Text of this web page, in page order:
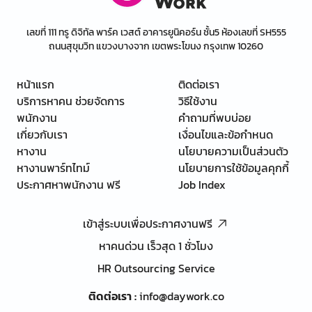
เลขที่ 111 ทรู ดิจิทัล พาร์ค เวสต์ อาคารยูนิคอร์น ชั้น5 ห้องเลขที่ SH555
ถนนสุขุมวิท แขวงบางจาก เขตพระโขนง กรุงเทพ 10260
หน้าแรก
บริการหาคน ช่วยจัดการ
พนักงาน
เกี่ยวกับเรา
หางาน
หางานพาร์ทไทม์
ประกาศหาพนักงาน ฟรี
ติดต่อเรา
วิธีใช้งาน
คำถามที่พบบ่อย
เงื่อนไขและข้อกำหนด
นโยบายความเป็นส่วนตัว
นโยบายการใช้ข้อมูลคุกกี้
Job Index
เข้าสู่ระบบเพื่อประกาศงานฟรี
หาคนด่วน เร็วสุด 1 ชั่วโมง
HR Outsourcing Service
ติดต่อเรา:info@daywork.co